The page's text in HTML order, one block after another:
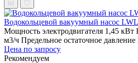
Водокольцевой вакуумный насос
Мощность электродвигателя 1,45 кВт
м3/ч Предельное остаточное
Цена по запросу
Рекомендуем